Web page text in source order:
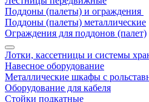
Поддоны (палеты) и ограждения
Поддоны (палеты) металлические
Ограждения для поддонов (палет)
Лотки, кассетницы и системы
Навесное оборудование
Металлические шкафы с
Оборудование для кабеля
Стойки подкатные